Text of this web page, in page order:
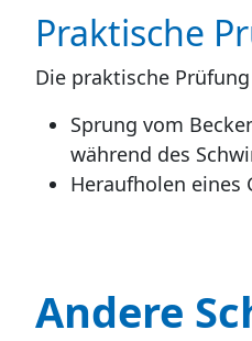
Praktische
Die praktische
Sprung vom
während des
Heraufholen eines
Andere